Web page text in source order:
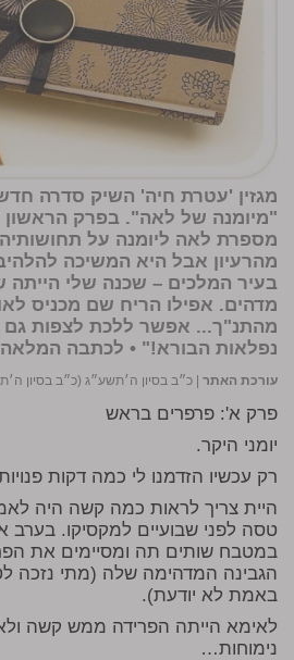
מגזין 'עטרת חיה' השיק סדרה
"מיומנה של לאה". בפרק
מספרת לאה ליומנה על תחושותיה
מהרעיון אבל היא המשיכה
בעיר המלכים – שכנה שלי
מדהים. אפילו הריח שם מכניס
מהתנ"ך... אפשר ללכת לצפות גם
נפלאות הבורא!" • לכתבה המלאה
עורכת האתר | כ״ב בסיון ה׳תשע״ג (כ״ב בסיון ה׳תשע״ג
פרק א': פרפרים בראש
יומני היקר.
רק עכשיו הזדמנו לי כמה דקות
היית צריך לראות כמה קשה היה
טסה לפני שבועיים למקסיקו. בערב
במטבח שותים תה ומסיימים את
הגבינה המדהימה שלה (מתי נזכה
באמת לא יודעת).
לאימא הייתה הפרידה ממש קשה ולא
נימוחות…